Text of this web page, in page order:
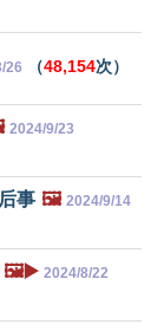
26 （48,154次）
2024/9/23
事 🖼️ 2024/9/14
🖼️▶️ 2024/8/22